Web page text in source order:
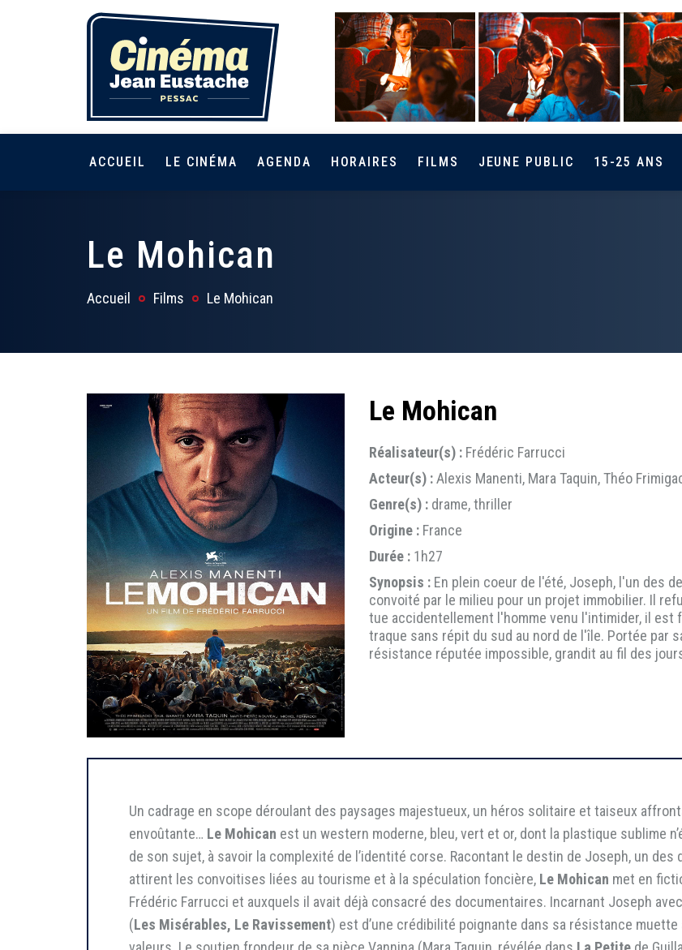
ACCUEIL LE CINÉMA AGENDA HORAIRES FILMS JEUNE PUBLIC 15-25 ANS
Le Mohican
Accueil Films Le Mohican
Le Mohican
Réalisateur(s) : Frédéric Farrucci
Acteur(s) :Alexis Manenti, Mara Taquin, Théo
Genre(s) : drame, thriller
Origine : France
Durée : 1h27
Synopsis : En plein coeur de l'été, Joseph, l'un des
convoité par le milieu pour un projet immobilier. Il
tue accidentellement l'homme venu l'intimider, il
traque sans répit du sud au nord de l'île. Portée par
résistance réputée impossible, grandit au fil des
Un cadrage en scope déroulant des paysages majestueux, un héros solitaire et taiseux
envoûtante… Le Mohican est un western moderne, bleu, vert et or, dont la plastique sublime
de son sujet, à savoir la complexité de l’identité corse. Racontant le destin de Joseph, un
attirent les convoitises liées au tourisme et à la spéculation foncière, Le Mohican met en
Frédéric Farrucci et auxquels il avait déjà consacré des documentaires. Incarnant Joseph
(Les Misérables, Le Ravissement) est d’une crédibilité poignante dans sa résistance